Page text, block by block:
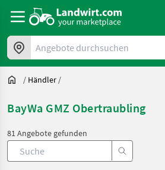
Angebote durchsuchen
/ Händler /
BayWa GMZ Obertraubling
81 Angebote gefunden